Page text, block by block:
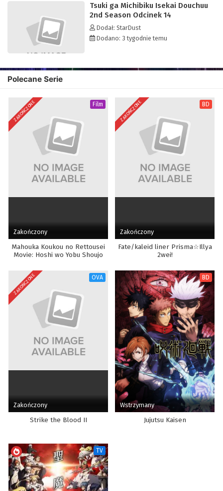
Tsuki ga Michibiku Isekai Douchuu
2nd Season Odcinek 14
Dodał: StarDust
Dodano: 3 tygodnie temu
Polecane Serie
ZAKOŃCZONE Film
Zakończony
Mahouka Koukou no Rettousei
Movie: Hoshi wo Yobu Shoujo
ZAKOŃCZONE BD
Zakończony
Fate/kaleid liner Prisma☆Illya
2wei!
ZAKOŃCZONE OVA
Zakończony
Strike the Blood II
BD
Wstrzymany
Jujutsu Kaisen
TV